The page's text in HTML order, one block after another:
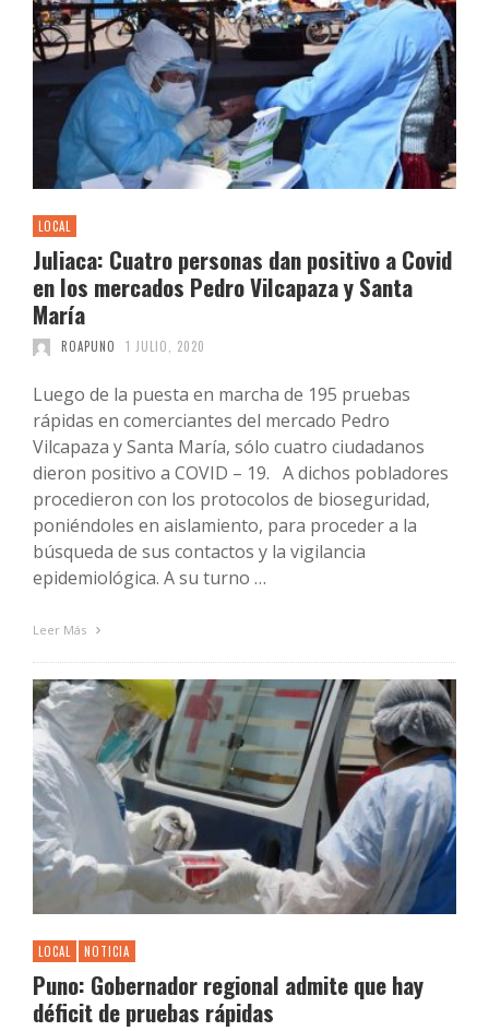
LOCAL
Juliaca: Cuatro personas dan positivo a Covid
en los mercados Pedro Vilcapaza y Santa
María
ROAPUNO 1 JULIO, 2020
Luego de la puesta en marcha de 195 pruebas
rápidas en comerciantes del mercado Pedro
Vilcapaza y Santa María, sólo cuatro ciudadanos
dieron positivo a COVID – 19. A dichos pobladores
procedieron con los protocolos de bioseguridad,
poniéndoles en aislamiento, para proceder a la
búsqueda de sus contactos y la vigilancia
epidemiológica. A su turno …
Leer Más
LOCAL NOTICIA
Puno: Gobernador regional admite que hay
déficit de pruebas rápidas